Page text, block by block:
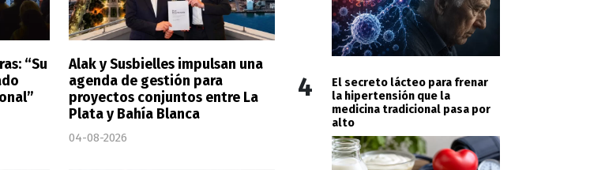
“Su
Alak y Susbielles impulsan una
agenda de gestión para
proyectos conjuntos entre La
Plata y Bahía Blanca
04-08-2026
4
El secreto lácteo para frenar
la hipertensión que la
medicina tradicional pasa por
alto